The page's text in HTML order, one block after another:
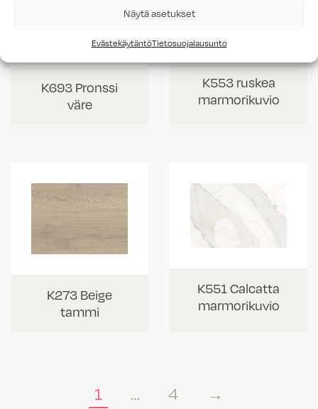
Näytä asetukset
EvästekäytäntöTietosuojalausunto
K693 Pronssi
väre
K553 ruskea
marmorikuvio
K273 Beige
tammi
K551 Calcatta
marmorikuvio
1 … 4 →